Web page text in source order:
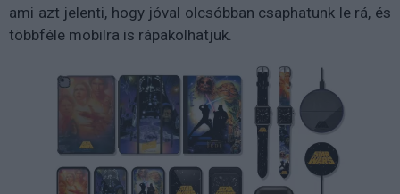
ami azt jelenti, hogy jóval olcsóbban csaphatunk le rá, és
többféle mobilra is rápakolhatjuk.